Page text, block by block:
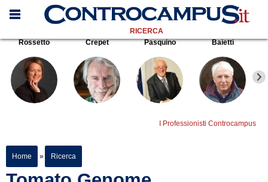
RICERCA
Rossetto
Crepet Pasquino Baietti
I Professionisti Controcampus
Home » Ricerca